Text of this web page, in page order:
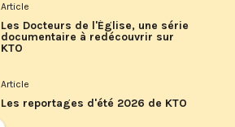
Article
Les Docteurs de l'Église, une série
documentaire à redécouvrir sur
KTO
Article
Les reportages d'été 2026 de KTO